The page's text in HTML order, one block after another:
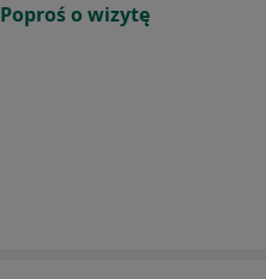
Poproś o wizytę